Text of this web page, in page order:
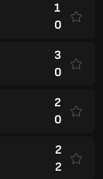
1
0
3
0
2
0
2
2